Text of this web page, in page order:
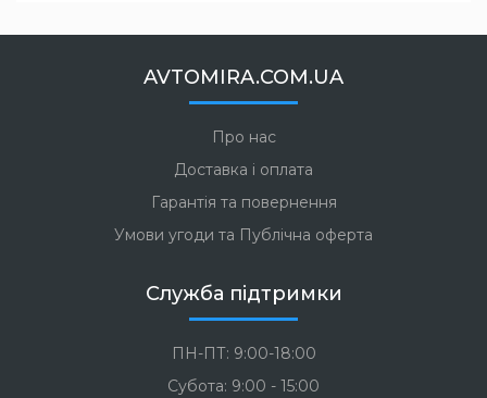
AVTOMIRA.COM.UA
Про нас
Доставка і оплата
Гарантія та повернення
Умови угоди та Публічна оферта
Служба підтримки
ПН-ПТ: 9:00-18:00
Субота: 9:00 - 15:00